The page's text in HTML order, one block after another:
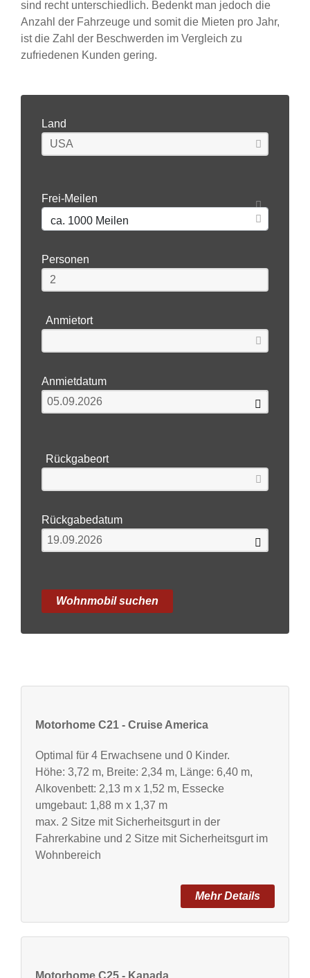
sind recht unterschiedlich. Bedenkt man jedoch die
Anzahl der Fahrzeuge und somit die Mieten pro Jahr,
ist die Zahl der Beschwerden im Vergleich zu
zufriedenen Kunden gering.
Land
Frei-Meilen
Personen
Anmietort
Anmietdatum
Rückgabeort
Rückgabedatum
Motorhome C21 - Cruise America
Optimal für 4 Erwachsene und 0 Kinder.
Höhe: 3,72 m, Breite: 2,34 m, Länge: 6,40 m,
Alkovenbett: 2,13 m x 1,52 m, Essecke
umgebaut: 1,88 m x 1,37 m
max. 2 Sitze mit Sicherheitsgurt in der
Fahrerkabine und 2 Sitze mit Sicherheitsgurt im
Wohnbereich